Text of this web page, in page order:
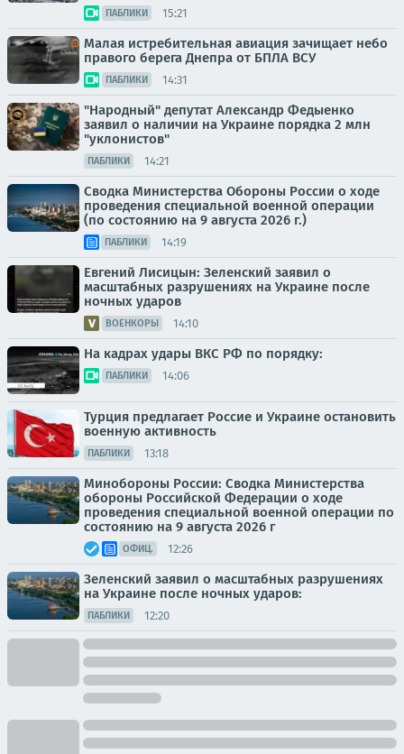
ПАБЛИКИ 15:21
Малая истребительная авиация зачищает небо
правого берега Днепра от БПЛА ВСУ
ПАБЛИКИ 14:31
"Народный" депутат Александр Федыенко
заявил о наличии на Украине порядка 2 млн
"уклонистов"
ПАБЛИКИ 14:21
Сводка Министерства Обороны России о ходе
проведения специальной военной операции
(по состоянию на 9 августа 2026 г.)
ПАБЛИКИ 14:19
Евгений Лисицын: Зеленский заявил о
масштабных разрушениях на Украине после
ночных ударов
ВОЕНКОРЫ 14:10
На кадрах удары ВКС РФ по порядку:
ПАБЛИКИ 14:06
Турция предлагает Россие и Украине остановить
военную активность
ПАБЛИКИ 13:18
Минобороны России: Сводка Министерства
обороны Российской Федерации о ходе
проведения специальной военной операции по
состоянию на 9 августа 2026 г
ОФИЦ. 12:26
Зеленский заявил о масштабных разрушениях
на Украине после ночных ударов:
ПАБЛИКИ 12:20